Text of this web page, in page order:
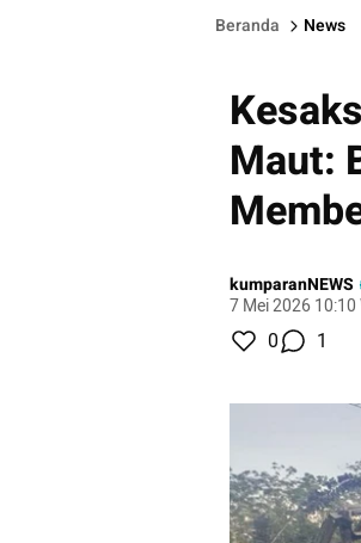
Beranda News
Maut:
kumparanNEWS
7 Mei 2026 10:10
0 1